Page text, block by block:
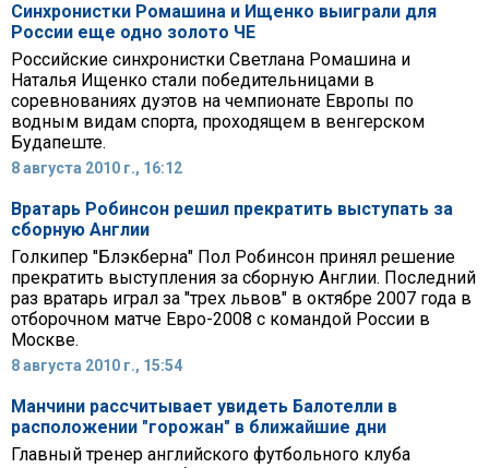
Синхронистки Ромашина и Ищенко выиграли для
России еще одно золото ЧЕ
Российские синхронистки Светлана Ромашина и
Наталья Ищенко стали победительницами в
соревнованиях дуэтов на чемпионате Европы по
водным видам спорта, проходящем в венгерском
Будапеште.
8 августа 2010 г., 16:12
Вратарь Робинсон решил прекратить выступать за
сборную Англии
Голкипер "Блэкберна" Пол Робинсон принял решение
прекратить выступления за сборную Англии. Последний
раз вратарь играл за "трех львов" в октябре 2007 года в
отборочном матче Евро-2008 с командой России в
Москве.
8 августа 2010 г., 15:54
Манчини рассчитывает увидеть Балотелли в
расположении "горожан" в ближайшие дни
Главный тренер английского футбольного клуба